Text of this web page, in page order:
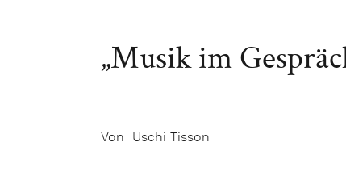
„Musik im
Von Uschi Tisson